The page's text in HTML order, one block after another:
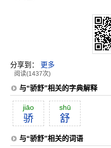
分享到： 更多
阅读(1437次)
与“骄舒”相关的字典解释
jiāo
骄
shū
舒
与“骄舒”相关的词语